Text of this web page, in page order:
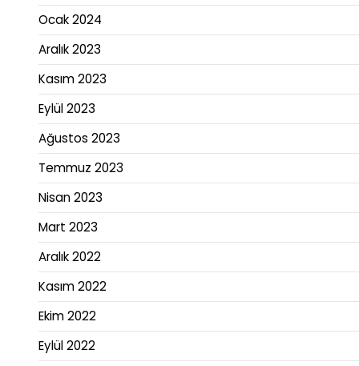
Ocak 2024
Aralık 2023
Kasım 2023
Eylül 2023
Ağustos 2023
Temmuz 2023
Nisan 2023
Mart 2023
Aralık 2022
Kasım 2022
Ekim 2022
Eylül 2022